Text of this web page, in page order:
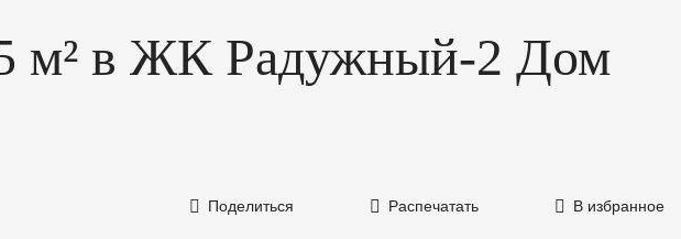
м² в ЖК Радужный-2 Дом
Поделиться Распечатать В избранное